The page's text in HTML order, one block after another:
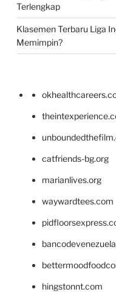
Terlengkap
Klasemen Terbaru Liga
Memimpin?
catfriends-bg.org
marianlives.org
waywardtees.com
hingstonnt.com